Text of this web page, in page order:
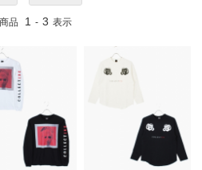
商品 1 - 3 表示